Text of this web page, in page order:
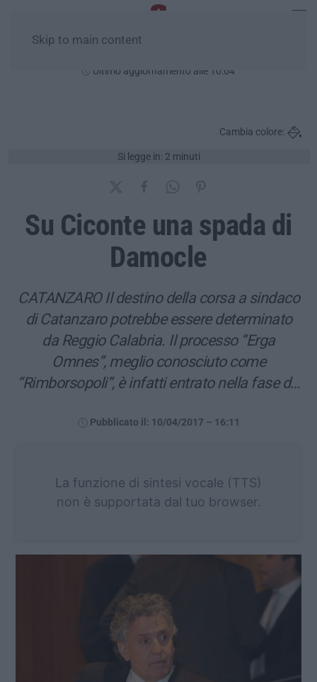
Skip to main content
Ultimo aggiornamento alle 10:04
Si legge in: 2 minuti
Cambia colore:
Su Ciconte una spada di
Damocle
CATANZARO Il destino della corsa a sindaco
di Catanzaro potrebbe essere determinato
da Reggio Calabria. Il processo “Erga
Omnes”, meglio conosciuto come
“Rimborsopoli”, è infatti entrato nella fase d…
Pubblicato il: 10/04/2017 – 16:11
La funzione di sintesi vocale (TTS)
non è supportata dal tuo browser.